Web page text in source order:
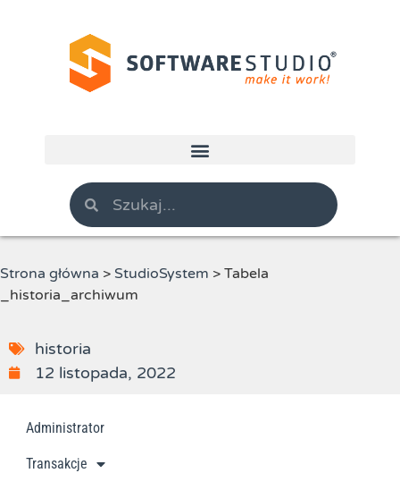
Strona główna > StudioSystem > Tabela
_historia_archiwum
historia
12 listopada, 2022
Administrator
Transakcje